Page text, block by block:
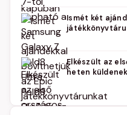
Ismét két
Elkészült az
heten